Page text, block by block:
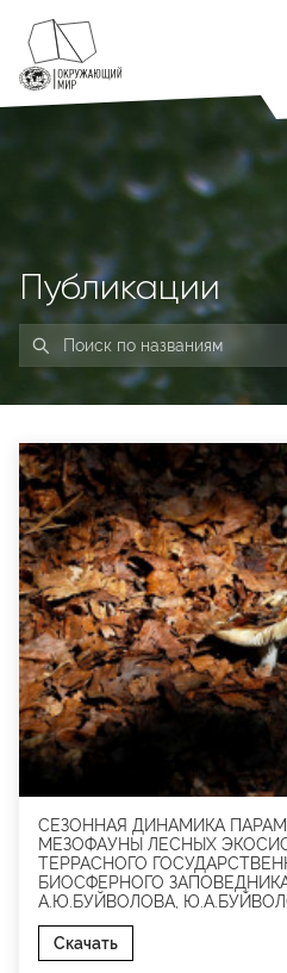
Публикации
СЕЗОННАЯ ДИНАМИКА
МЕЗОФАУНЫ ЛЕСНЫХ
ТЕРРАСНОГО
БИОСФЕРНОГО
А.Ю.БУЙВОЛОВА,
Скачать